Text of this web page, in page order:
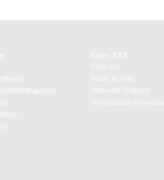
Über XTZ
Über uns
Kaufe & Teste
Weltweite Verkäufe
Professionelle